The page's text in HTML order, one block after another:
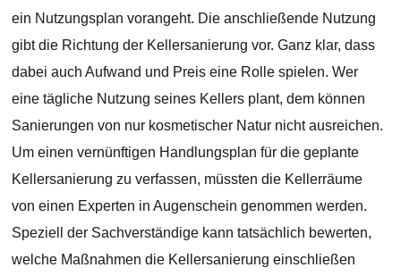
ein Nutzungsplan vorangeht. Die anschließende Nutzung
gibt die Richtung der Kellersanierung vor. Ganz klar, dass
dabei auch Aufwand und Preis eine Rolle spielen. Wer
eine tägliche Nutzung seines Kellers plant, dem können
Sanierungen von nur kosmetischer Natur nicht ausreichen.
Um einen vernünftigen Handlungsplan für die geplante
Kellersanierung zu verfassen, müssten die Kellerräume
von einen Experten in Augenschein genommen werden.
Speziell der Sachverständige kann tatsächlich bewerten,
welche Maßnahmen die Kellersanierung einschließen